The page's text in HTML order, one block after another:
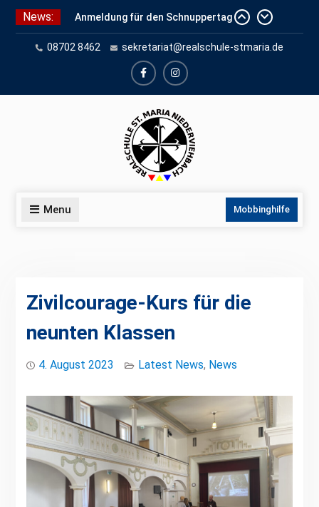
Skip
content
News:
Anmeldung für den Schnuppertag
und Anmeldeunterlagen
Schuleinschreibung 2026
Schnuppertag 2026
08702 8462 sekretariat@realschule-stmaria.de
facebookinstagram
Menu Mobbinghilfe
Zivilcourage-Kurs für die
neunten Klassen
4. August 2023 Latest News, News